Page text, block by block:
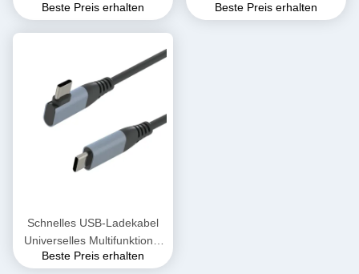
Männlich bis weiblich
Computer Mobilgerät
Beste Preis erhalten
C Kabel Schnelllade USB-c
Beste Preis erhalten
Schnelles USB-Ladekabel
Universelles Multifunktions-
Handy-Ladekabel
Beste Preis erhalten